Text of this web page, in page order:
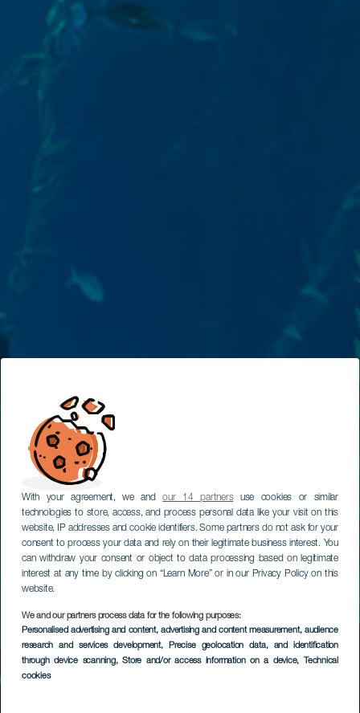
With your agreement, we andour 14 partnersuse cookies or similar
technologies to store, access, and process personal data like your visit on this
website, IP addresses and cookie identifiers. Some partners do not ask for your
consent to process your data and rely on their legitimate business interest. You
can withdraw your consent or object to data processing based on legitimate
interest at any time by clicking on “Learn More” or in our Privacy Policy on this
website.
We and our partners process data for the following purposes:
Personalised advertising and content, advertising and content measurement, audience
research and services development, Precise geolocation data, and identification
through device scanning, Store and/or access information on a device, Technical
cookies